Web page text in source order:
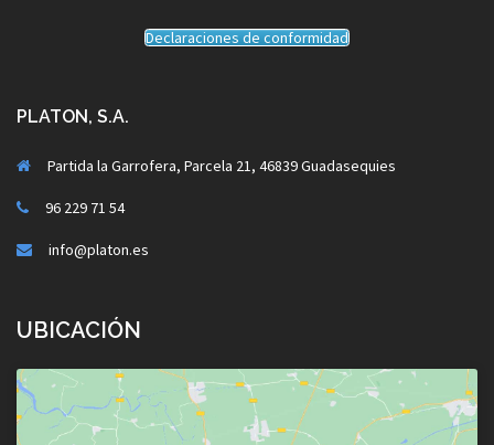
Declaraciones de conformidad
PLATON, S.A.
Partida la Garrofera, Parcela 21, 46839 Guadasequies
96 229 71 54
info@platon.es
UBICACIÓN